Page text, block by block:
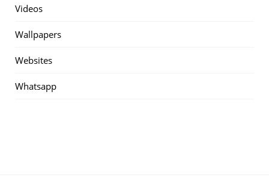
Videos
Wallpapers
Websites
Whatsapp